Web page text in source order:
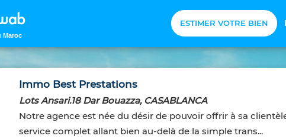
Maroc
ESTIMER VOTRE BIEN
Immo Best Prestations
Lots Ansari.18 Dar Bouazza, CASABLANCA
Notre agence est née du désir de pouvoir offrir à sa
service complet allant bien au-delà de la simple trans...